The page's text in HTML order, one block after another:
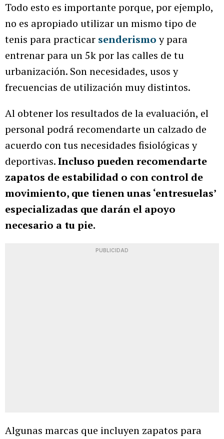
Todo esto es importante porque, por ejemplo,
no es apropiado utilizar un mismo tipo de
tenis para practicar senderismoy para
entrenar para un 5k por las calles de tu
urbanización. Son necesidades, usos y
frecuencias de utilización muy distintos.
Al obtener los resultados de la evaluación, el
personal podrá recomendarte un calzado de
acuerdo con tus necesidades fisiológicas y
deportivas.Incluso pueden recomendarte
zapatos de estabilidad o con control de
movimiento, que tienen unas ‘entresuelas’
especializadas que darán el apoyo
necesario a tu pie.
PUBLICIDAD
Algunas marcas que incluyen zapatos para